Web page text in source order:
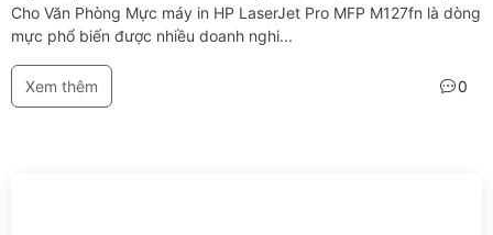
Cho Văn Phòng Mực máy in HP LaserJet Pro MFP M127fn là dòng
mực phổ biến được nhiều doanh nghi...
Xem thêm 0